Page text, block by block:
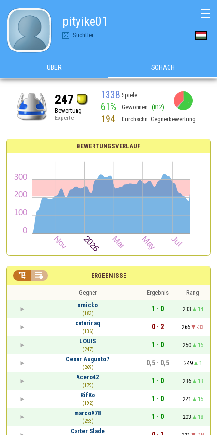
pityike01
Süchtler
☰
ÜBER SCHACH
247
Bewertung
Experte
1338 Spiele
61% Gewonnen (812)
194 Durchschn. Gegnerbewertung
BEWERTUNGSVERLAUF
ERGEBNISSE
 
Gegner Ergebnis
Rang
smicko
(183)
1 - 0 233
14
catarinaq
(136)
0 - 2 266
-33
LOUIS
(247)
1 - 0 250
16
Cesar Augusto7
(269)
0,5 - 0,5 249
1
Acero42
(179)
1 - 0 236
13
RifKo
(192)
1 - 0 221
15
marco978
(253)
1 - 0 203
18
Carter Slade